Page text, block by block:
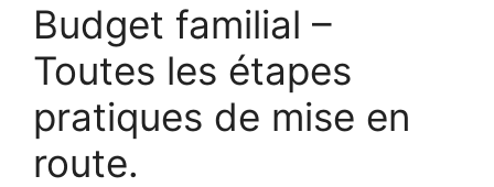
Budget familial –
Toutes les étapes
pratiques de mise en
route.